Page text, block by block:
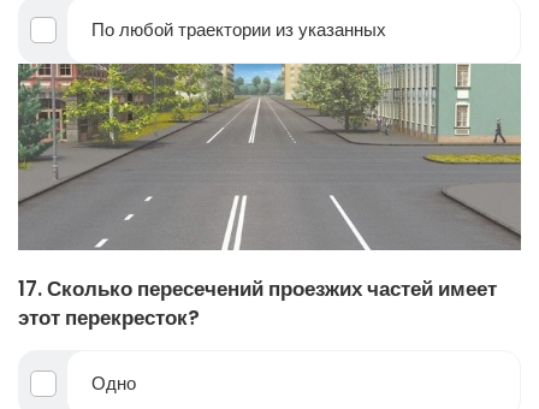
По любой траектории из указанных
17. Сколько пересечений проезжих частей имеет
этот перекресток?
Одно